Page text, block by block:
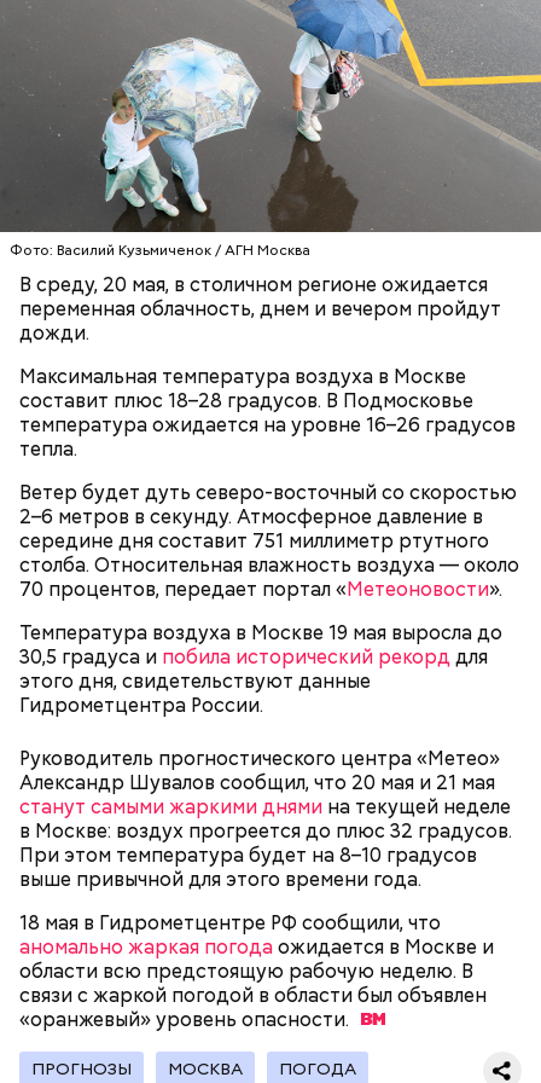
Фото: Василий Кузьмиченок / АГН Москва
В среду, 20 мая, в столичном регионе ожидается
переменная облачность, днем и вечером пройдут
дожди.
Максимальная температура воздуха в Москве
составит плюс 18–28 градусов. В Подмосковье
температура ожидается на уровне 16–26 градусов
тепла.
Ветер будет дуть северо-восточный со скоростью
2–6 метров в секунду. Атмосферное давление в
середине дня составит 751 миллиметр ртутного
столба. Относительная влажность воздуха — около
70 процентов, передает портал «Метеоновости».
Температура воздуха в Москве 19 мая выросла до
30,5 градуса и побила исторический рекорддля
этого дня, свидетельствуют данные
Гидрометцентра России.
Руководитель прогностического центра «Метео»
Александр Шувалов сообщил, что 20 мая и 21 мая
станут самыми жаркими днями на текущей неделе
в Москве: воздух прогреется до плюс 32 градусов.
При этом температура будет на 8–10 градусов
выше привычной для этого времени года.
18 мая в Гидрометцентре РФ сообщили, что
аномально жаркая погодаожидается в Москве и
области всю предстоящую рабочую неделю. В
связи с жаркой погодой в области был объявлен
«оранжевый» уровень опасности.
ПРОГНОЗЫ МОСКВА ПОГОДА
— То, что вы видите, — не пререндеренный ролик.
Это не просто «картинка на стене». Это
интерактивная среда. Она живая. Система зависит
от положения камеры. Поворачиваете объектив —
фон поворачивается вместе с вами. Наклоняете —
меняется перспектива. Это и есть виртуальный
продакшен, — говорит он.
Куратор медиаклассов: Кинопарк
«Москино» вдохновляет
школьников на творчество
Технология, которую массово прославил сериал
«Мандалорец» (игровой движок Unreal Engine и
LED-экран), в России перестала быть экзотикой. Но
здесь, в «Москино», она получила промышленный
масштаб.
— Одно из самых заметных направлений вашей
деятельности — проверка оплаты проезда
контролерами. Как правильно оплачивать поездку
в транспорте?
— Каждую поездку нужно оплачивать сразу при
входе в транспорт. Это установлено пунктом 5.1
Правил пользования наземным транспортом.
Именно так фиксируется оплата и поездка
становится зас трахов анной. Оплатить можно
«Тройкой», банковской картой, QR-кодом через
приложение «Метро Москвы». Обязательно
дождитесь зеленой галочки.
Напоминаю, что льготным категориям пассажиров
тоже нужно прикладывать свою карту к
валидатору и иметь при себе подтверждающий
льготы документ. «Тройку» нужно прикладывать,
30, 90 или 365 дней.